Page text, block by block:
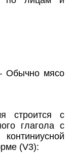
Обычно мясо
строится с
глагола с
(V3):